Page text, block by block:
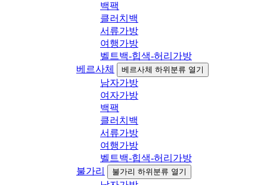
백팩
클러치백
서류가방
여행가방
벨트백-힙색-허리가방
베르사체
베르사체 하위분류 열기
남자가방
여자가방
백팩
클러치백
서류가방
여행가방
벨트백-힙색-허리가방
불가리
불가리 하위분류 열기